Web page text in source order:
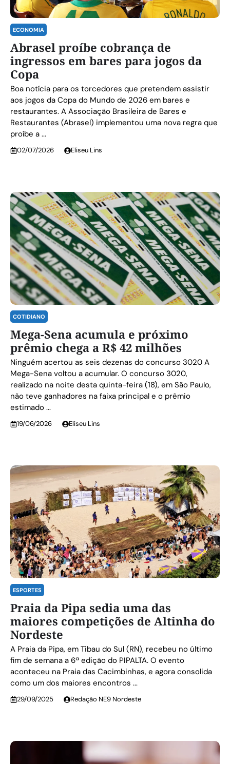
ECONOMIA
Abrasel proíbe cobrança de
ingressos em bares para jogos da
Copa
Boa notícia para os torcedores que pretendem assistir
aos jogos da Copa do Mundo de 2026 em bares e
restaurantes. A Associação Brasileira de Bares e
Restaurantes (Abrasel) implementou uma nova regra que
proíbe a ...
02/07/2026 Eliseu Lins
COTIDIANO
Mega-Sena acumula e próximo
prêmio chega a R$ 42 milhões
Ninguém acertou as seis dezenas do concurso 3020 A
Mega-Sena voltou a acumular. O concurso 3020,
realizado na noite desta quinta-feira (18), em São Paulo,
não teve ganhadores na faixa principal e o prêmio
estimado ...
19/06/2026 Eliseu Lins
ESPORTES
Praia da Pipa sedia uma das
maiores competições de Altinha do
Nordeste
A Praia da Pipa, em Tibau do Sul (RN), recebeu no último
fim de semana a 6ª edição do PIPALTA. O evento
aconteceu na Praia das Cacimbinhas, e agora consolida
como um dos maiores encontros ...
29/09/2025 Redação NE9 Nordeste